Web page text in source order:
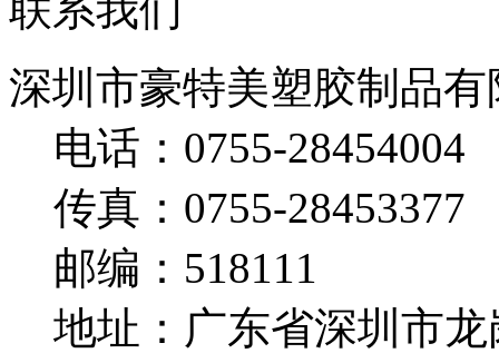
联系我们
深圳市豪特美塑胶制品有
电话：0755-28454004
传真：0755-28453377
邮编：518111
地址：广东省深圳市